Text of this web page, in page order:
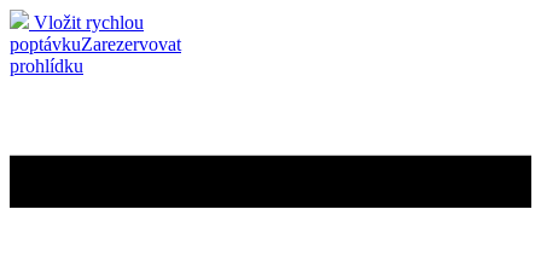
Vložit rychlou
poptávkuZarezervovat
prohlídku